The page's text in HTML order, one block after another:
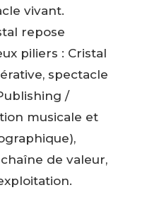
vivant.
repose
piliers : Cristal
spectacle
/
musicale et
de valeur,